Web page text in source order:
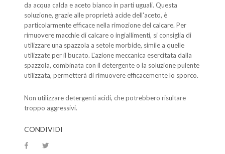
da acqua calda e aceto bianco in parti uguali. Questa
soluzione, grazie alle proprietà acide dell'aceto, è
particolarmente efficace nella rimozione del calcare. Per
rimuovere macchie di calcare o ingiallimenti, si consiglia di
utilizzare una spazzola a setole morbide, simile a quelle
utilizzate per il bucato. L'azione meccanica esercitata dalla
spazzola, combinata con il detergente o la soluzione pulente
utilizzata, permetterà di rimuovere efficacemente lo sporco.
Non utilizzare detergenti acidi, che potrebbero risultare
troppo aggressivi.
CONDIVIDI